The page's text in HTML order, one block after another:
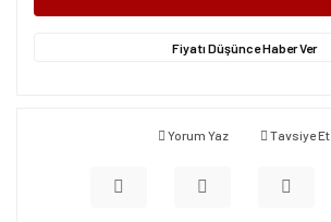
Fiyatı Düşünce Haber Ver
Yorum Yaz Tavsiye Et